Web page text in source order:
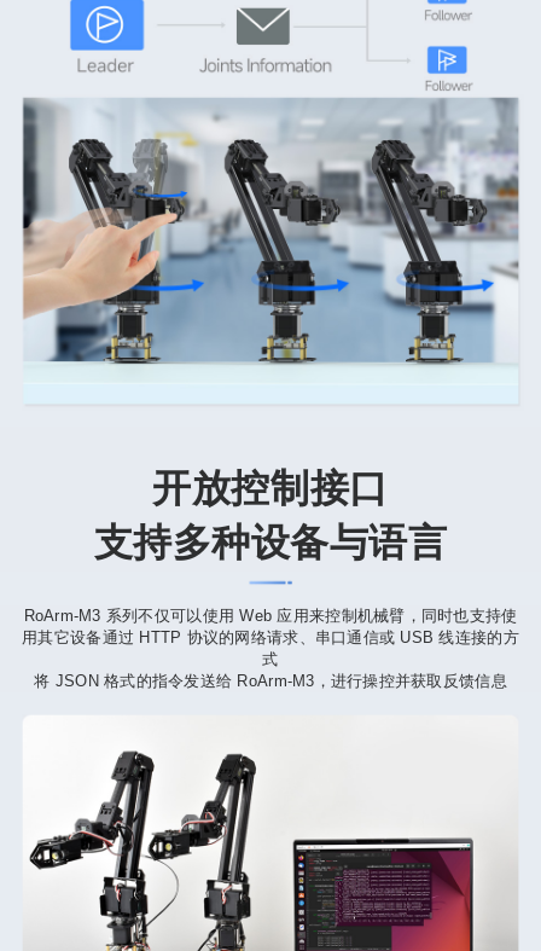
开放控制接口
支持多种设备与语言
RoArm-M3 系列不仅可以使用 Web 应用来控制机械臂，同时也支持使
用其它设备通过 HTTP 协议的网络请求、串口通信或 USB 线连接的方
式
将 JSON 格式的指令发送给 RoArm-M3，进行操控并获取反馈信息